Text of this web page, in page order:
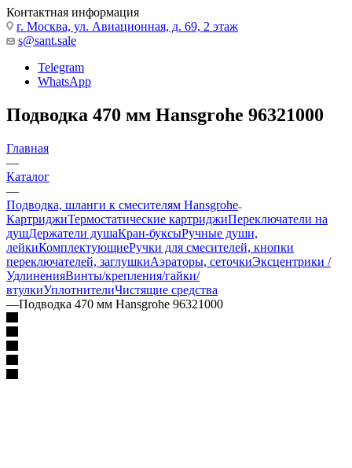
Контактная информация
г. Москва, ул. Авиационная, д. 69, 2 этаж
s@sant.sale
Telegram
WhatsApp
Подводка 470 мм Hansgrohe 96321000
Главная
—
Каталог
—
Подводка, шланги к смесителям Hansgrohe
КартриджиТермостатические картриджиПереключатели на
душДержатели душаКран-буксыРучные души,
лейкиКомплектующиеРучки для смесителей, кнопки
переключателей, заглушкиАэраторы, сеточкиЭксцентрики /
УдлиненияВинты/крепления/гайки/
втулкиУплотнителиЧистящие средства
—Подводка 470 мм Hansgrohe 96321000